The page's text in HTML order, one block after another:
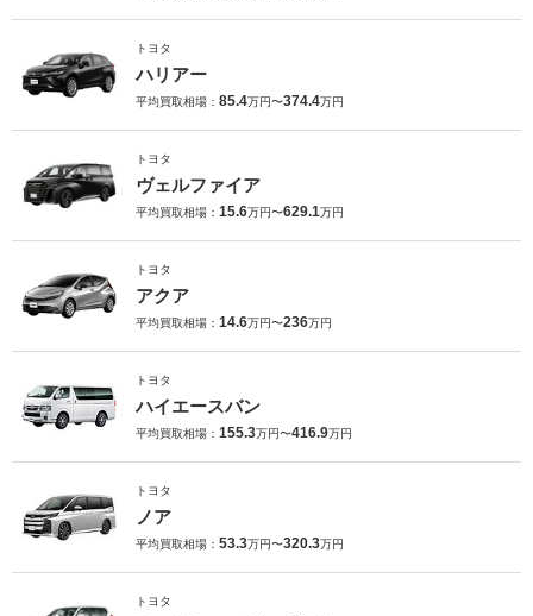
トヨタ
ハリアー
平均買取相場： 85.4万円〜374.4万円
トヨタ
ヴェルファイア
平均買取相場： 15.6万円〜629.1万円
トヨタ
アクア
平均買取相場： 14.6万円〜236万円
トヨタ
ハイエースバン
平均買取相場： 155.3万円〜416.9万円
トヨタ
ノア
平均買取相場： 53.3万円〜320.3万円
トヨタ